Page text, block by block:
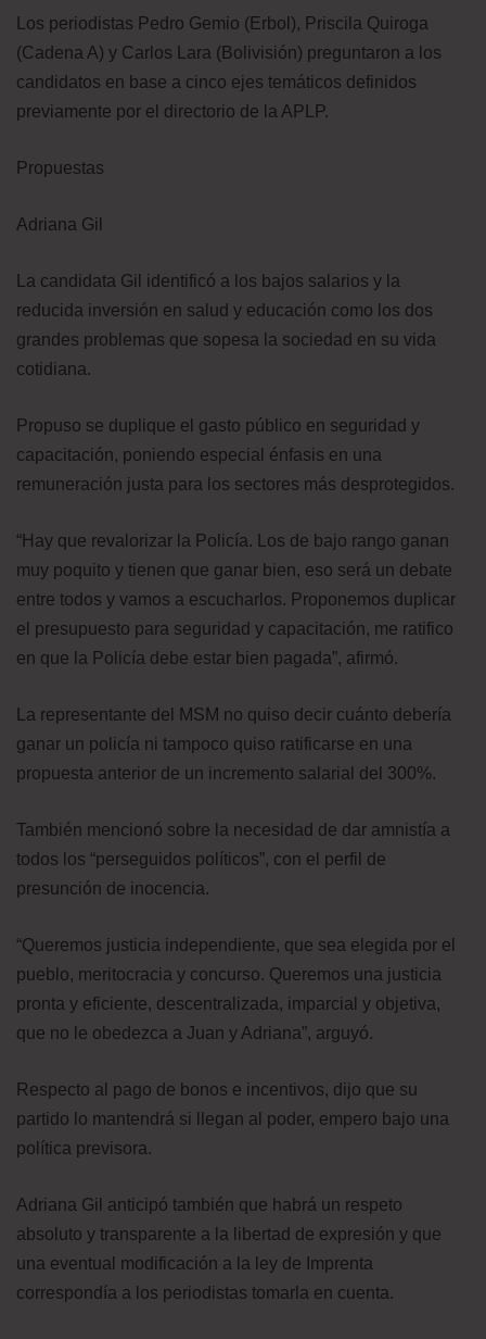
Los periodistas Pedro Gemio (Erbol), Priscila Quiroga
(Cadena A) y Carlos Lara (Bolivisión) preguntaron a los
candidatos en base a cinco ejes temáticos definidos
previamente por el directorio de la APLP.
Propuestas
Adriana Gil
La candidata Gil identificó a los bajos salarios y la
reducida inversión en salud y educación como los dos
grandes problemas que sopesa la sociedad en su vida
cotidiana.
Propuso se duplique el gasto público en seguridad y
capacitación, poniendo especial énfasis en una
remuneración justa para los sectores más desprotegidos.
“Hay que revalorizar la Policía. Los de bajo rango ganan
muy poquito y tienen que ganar bien, eso será un debate
entre todos y vamos a escucharlos. Proponemos duplicar
el presupuesto para seguridad y capacitación, me ratifico
en que la Policía debe estar bien pagada”, afirmó.
La representante del MSM no quiso decir cuánto debería
ganar un policía ni tampoco quiso ratificarse en una
propuesta anterior de un incremento salarial del 300%.
También mencionó sobre la necesidad de dar amnistía a
todos los “perseguidos políticos”, con el perfil de
presunción de inocencia.
“Queremos justicia independiente, que sea elegida por el
pueblo, meritocracia y concurso. Queremos una justicia
pronta y eficiente, descentralizada, imparcial y objetiva,
que no le obedezca a Juan y Adriana”, arguyó.
Respecto al pago de bonos e incentivos, dijo que su
partido lo mantendrá si llegan al poder, empero bajo una
política previsora.
Adriana Gil anticipó también que habrá un respeto
absoluto y transparente a la libertad de expresión y que
una eventual modificación a la ley de Imprenta
correspondía a los periodistas tomarla en cuenta.